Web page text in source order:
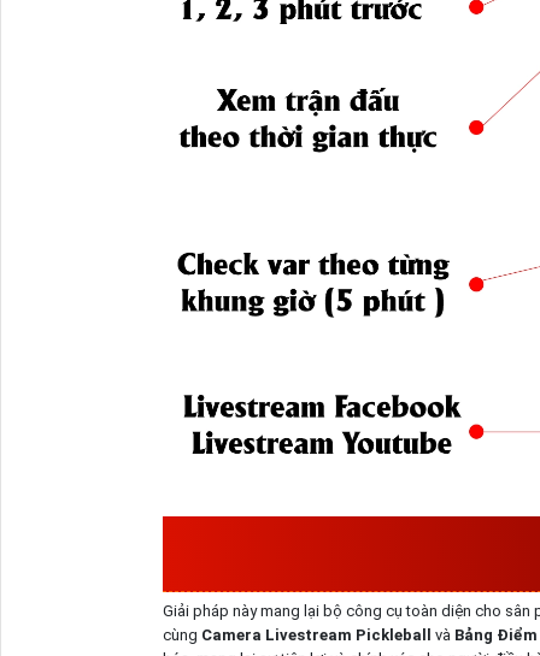
Giải pháp này mang lại bộ công cụ toàn diện cho
cùng Camera Livestream Pickleball và Bảng